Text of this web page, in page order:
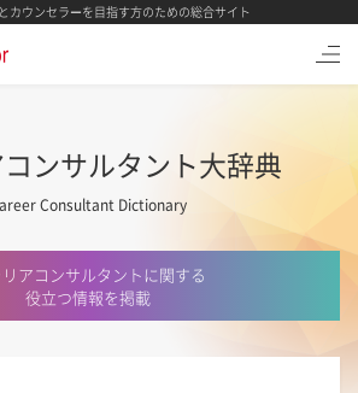
カウンセラーを目指す方のための総合サイト
ンサルタント大辞典
Consultant Dictionary
アコンサルタントに関する
役立つ情報を掲載